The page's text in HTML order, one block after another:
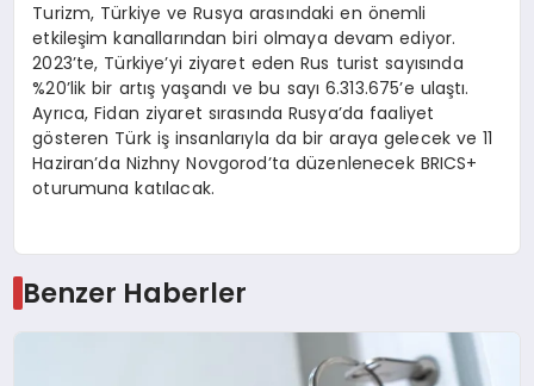
Turizm, Türkiye ve Rusya arasındaki en önemli
etkileşim kanallarından biri olmaya devam ediyor.
2023’te, Türkiye’yi ziyaret eden Rus turist sayısında
%20’lik bir artış yaşandı ve bu sayı 6.313.675’e ulaştı.
Ayrıca, Fidan ziyaret sırasında Rusya’da faaliyet
gösteren Türk iş insanlarıyla da bir araya gelecek ve 11
Haziran’da Nizhny Novgorod’ta düzenlenecek BRICS+
oturumuna katılacak.
Benzer Haberler